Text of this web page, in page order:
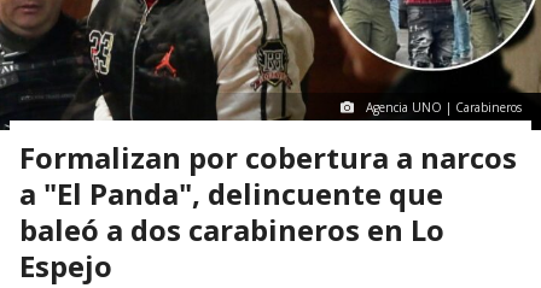
Agencia UNO | Carabineros
Formalizan por cobertura a narcos
a "El Panda", delincuente que
baleó a dos carabineros en Lo
Espejo